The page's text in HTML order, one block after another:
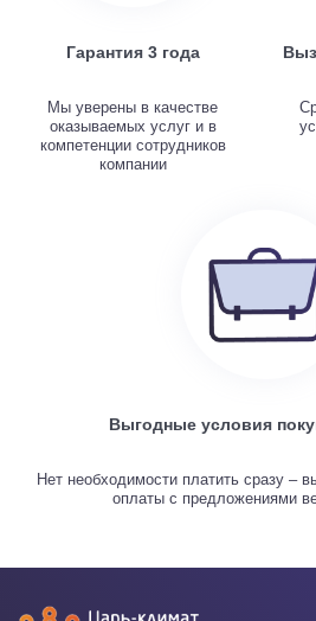
Гарантия 3 года
Мы уверены в качестве
оказываемых услуг и в
компетенции сотрудников
компании
Выгодные условия
Нет необходимости платить сразу –
оплаты с предложениями